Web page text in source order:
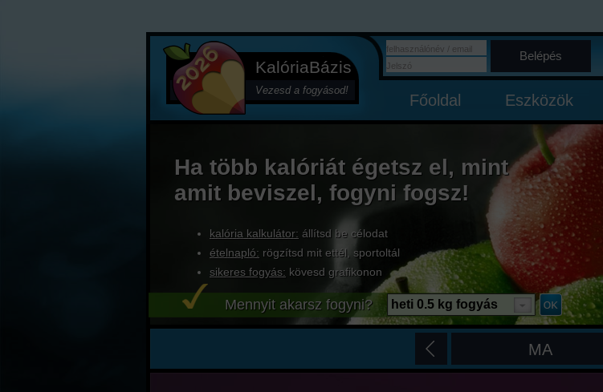
KalóriaBázis
Vezesd a fogyásod!
Belépés
Főoldal Eszközök
Ha több kalóriát égetsz el, mint
amit beviszel, fogyni fogsz!
kalória kalkulátor: állítsd be célodat
ételnapló: rögzítsd mit ettél, sportoltál
sikeres fogyás: kövesd grafikonon
Mennyit akarsz fogyni? heti 0.5 kg fogyás
MA